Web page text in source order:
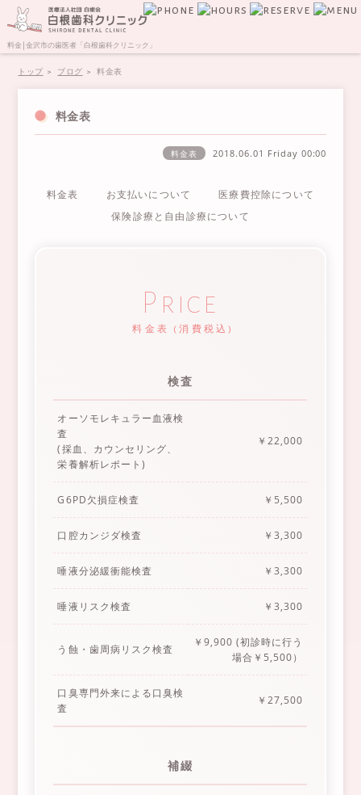
料金 | 金沢市の歯医者「白根歯科クリニック」
トップ ブログ 料金表
料金表
料金表 2018.06.01 Friday 00:00
料金表 お支払いについて
医療費控除について
保険診療と自由診療について
Price
料金表 (消費税込)
検査
オーソモレキュラー血液検
査
(採血、カウンセリング、
栄養解析レポート)
￥22,000
G6PD欠損症検査 ￥5,500
口腔カンジダ検査 ￥3,300
唾液分泌緩衝能検査 ￥3,300
唾液リスク検査 ￥3,300
う蝕・歯周病リスク検査
￥9,900 (初診時に行う
場合￥5,500）
口臭専門外来による口臭検
査
￥27,500
補綴